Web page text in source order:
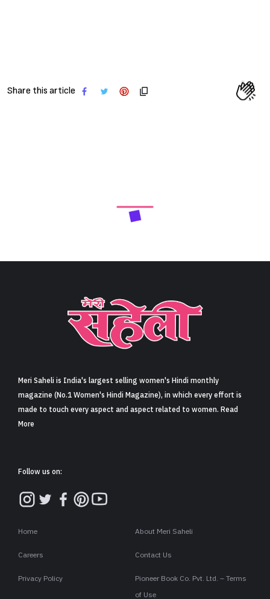
Share this article
Meri Saheli is India's largest selling women's Hindi monthly
magazine (No.1 Women's Hindi Magazine), in which every effort is
made to touch every aspect and aspect related to women. Read
More
Follow us on:
Home About Meri Saheli
Careers Contact Us
Privacy Policy
Pioneer Book Co. Pvt. Ltd. – Terms
of Use